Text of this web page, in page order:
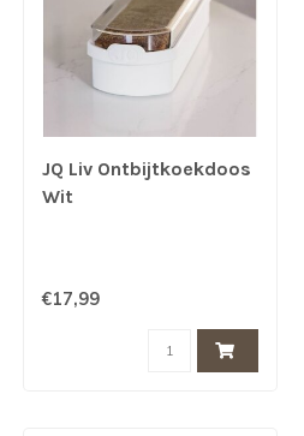
JQ Liv Ontbijtkoekdoos
Wit
€17,99